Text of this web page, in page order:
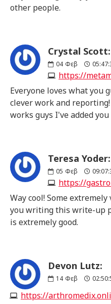
other people.
Crystal Scott:
04 Φεβ
https://
Everyone loves what you
clever work and
works guys I've added
Teresa Yoder:
05 Φεβ
https://
Way cool! Some
you writing this write-up
is extremely good.
Devon Lutz:
14 Φεβ
https://